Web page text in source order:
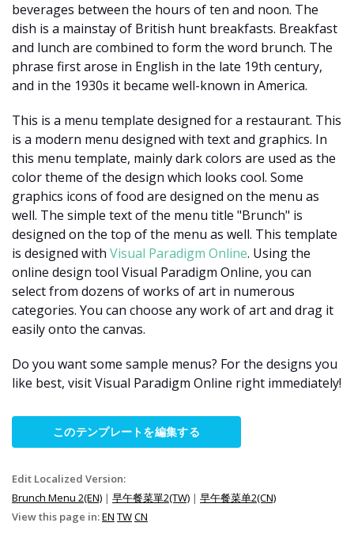
beverages between the hours of ten and noon. The
dish is a mainstay of British hunt breakfasts. Breakfast
and lunch are combined to form the word brunch. The
phrase first arose in English in the late 19th century,
and in the 1930s it became well-known in America.
This is a menu template designed for a restaurant. This
is a modern menu designed with text and graphics. In
this menu template, mainly dark colors are used as the
color theme of the design which looks cool. Some
graphics icons of food are designed on the menu as
well. The simple text of the menu title "Brunch" is
designed on the top of the menu as well. This template
is designed with Visual Paradigm Online. Using the
online design tool Visual Paradigm Online, you can
select from dozens of works of art in numerous
categories. You can choose any work of art and drag it
easily onto the canvas.
Do you want some sample menus? For the designs you
like best, visit Visual Paradigm Online right immediately!
このテンプレートを編集する
Edit Localized Version:
Brunch Menu 2(EN) | 早午餐菜單2(TW) | 早午餐菜单2(CN)
View this page in:EN TWCN